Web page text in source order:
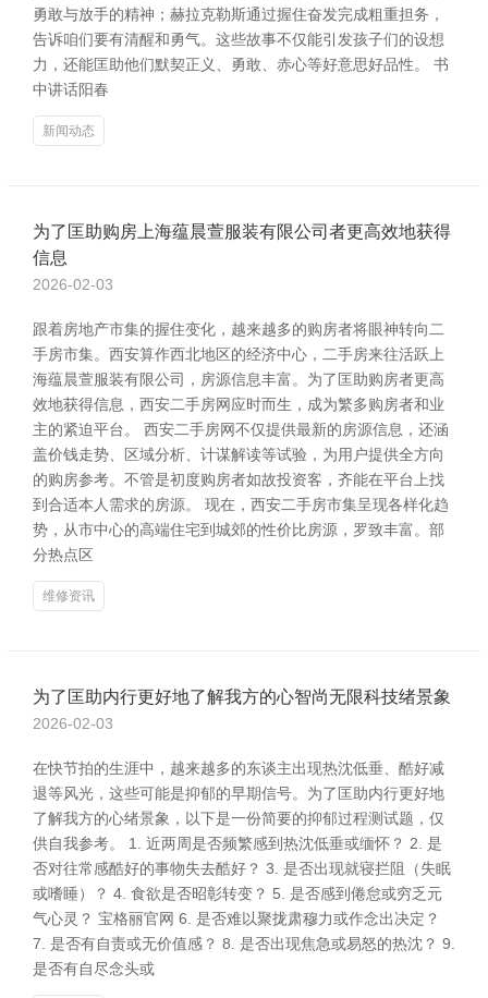
勇敢与放手的精神；赫拉克勒斯通过握住奋发完成粗重担务，
告诉咱们要有清醒和勇气。这些故事不仅能引发孩子们的设想
力，还能匡助他们默契正义、勇敢、赤心等好意思好品性。 书
中讲话阳春
新闻动态
为了匡助购房上海蕴晨萱服装有限公司者更高效地获得
信息
2026-02-03
跟着房地产市集的握住变化，越来越多的购房者将眼神转向二
手房市集。西安算作西北地区的经济中心，二手房来往活跃上
海蕴晨萱服装有限公司，房源信息丰富。为了匡助购房者更高
效地获得信息，西安二手房网应时而生，成为繁多购房者和业
主的紧迫平台。 西安二手房网不仅提供最新的房源信息，还涵
盖价钱走势、区域分析、计谋解读等试验，为用户提供全方向
的购房参考。不管是初度购房者如故投资客，齐能在平台上找
到合适本人需求的房源。 现在，西安二手房市集呈现各样化趋
势，从市中心的高端住宅到城郊的性价比房源，罗致丰富。部
分热点区
维修资讯
为了匡助内行更好地了解我方的心智尚无限科技绪景象
2026-02-03
在快节拍的生涯中，越来越多的东谈主出现热沈低垂、酷好减
退等风光，这些可能是抑郁的早期信号。为了匡助内行更好地
了解我方的心绪景象，以下是一份简要的抑郁过程测试题，仅
供自我参考。 1. 近两周是否频繁感到热沈低垂或缅怀？ 2. 是
否对往常感酷好的事物失去酷好？ 3. 是否出现就寝拦阻（失眠
或嗜睡）？ 4. 食欲是否昭彰转变？ 5. 是否感到倦怠或穷乏元
气心灵？ 宝格丽官网 6. 是否难以聚拢肃穆力或作念出决定？
7. 是否有自责或无价值感？ 8. 是否出现焦急或易怒的热沈？ 9.
是否有自尽念头或